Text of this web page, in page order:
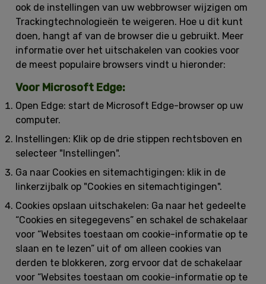
ook de instellingen van uw webbrowser wijzigen om
Trackingtechnologieën te weigeren. Hoe u dit kunt
doen, hangt af van de browser die u gebruikt. Meer
informatie over het uitschakelen van cookies voor
de meest populaire browsers vindt u hieronder:
Voor Microsoft Edge:
Open Edge: start de Microsoft Edge-browser op uw
computer.
Instellingen: Klik op de drie stippen rechtsboven en
selecteer "Instellingen".
Ga naar Cookies en sitemachtigingen: klik in de
linkerzijbalk op "Cookies en sitemachtigingen".
Cookies opslaan uitschakelen: Ga naar het gedeelte
“Cookies en sitegegevens” en schakel de schakelaar
voor “Websites toestaan om cookie-informatie op te
slaan en te lezen” uit of om alleen cookies van
derden te blokkeren, zorg ervoor dat de schakelaar
voor “Websites toestaan om cookie-informatie op te